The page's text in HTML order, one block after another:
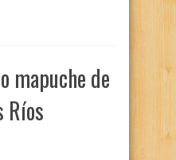
mapuche de
Ríos